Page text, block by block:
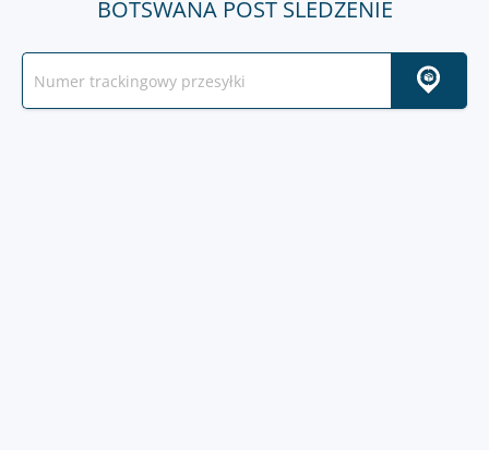
BOTSWANA POST ŚLEDZENIE